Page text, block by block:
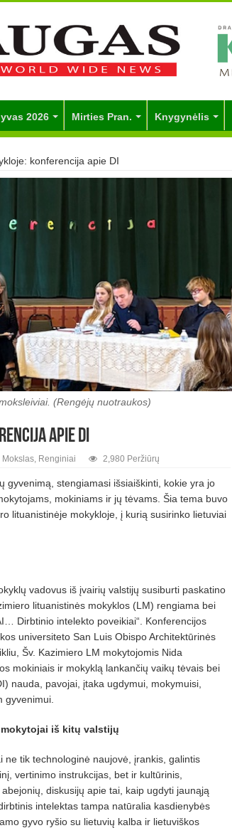
2026 Mirties Pran. Knygynėlis
konferencija apie DI
(Rengėjų nuotraukos)
apie DI
Mokslas, Renginiai 2,980 Peržiūrų
gyvenimą, stengiamasi išsiaiškinti, kokie yra jo
mokiniams ir jų tėvams. Šia tema buvo
lituanistinėje mokykloje, į kurią susirinko lietuviai
vadovus iš įvairių valstijų susiburti paskatino
lituanistinės mokyklos (LM) rengiama bei
Dirbtinio intelekto poveikiai“. Konferencijos
universiteto San Luis Obispo Architektūrinės
Šv. Kazimiero LM mokytojomis Nida
mokiniais ir mokyklą lankančių vaikų tėvais bei
nauda, pavojai, įtaka ugdymui, mokymuisi,
gyvenimui.
iš kitų valstijų
tik technologinė naujovė, įrankis, galintis
vertinimo instrukcijas, bet ir kultūrinis,
diskusijų apie tai, kaip ugdyti jaunąją
intelektas tampa natūralia kasdienybės
gyvo ryšio su lietuvių kalba ir lietuviškos